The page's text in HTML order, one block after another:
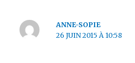
ANNE-SOPIE
26 JUIN 2015 À 10:58